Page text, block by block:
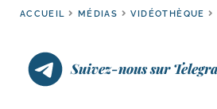
ACCUEIL MÉDIAS VIDÉOTHÈQUE
Suivez-nous sur